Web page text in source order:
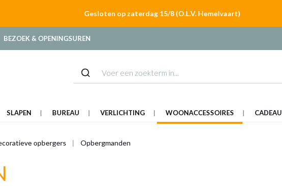
Gesloten op zaterdag 15/8 (O.L.V. Hemelvaart)
BEZOEK & OPENINGSUREN
SLAPEN BUREAU VERLICHTING WOONACCESSOIRES
opbergers Opbergmanden